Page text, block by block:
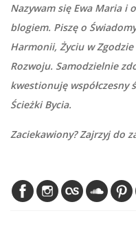
Nazywam się Ewa Maria i
blogiem. Piszę o
Harmonii, Życiu w
Rozwoju. Samodzielnie
kwestionuję współczesny
Ścieżki Bycia.
Zaciekawiony? Zajrzyj do